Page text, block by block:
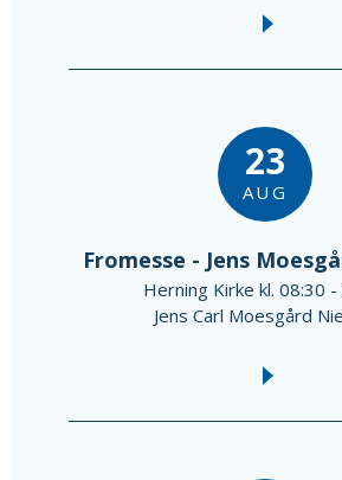
23
AUG
Fromesse - Jens
Herning Kirke kl. 08:30 -
Jens Carl Moesgård